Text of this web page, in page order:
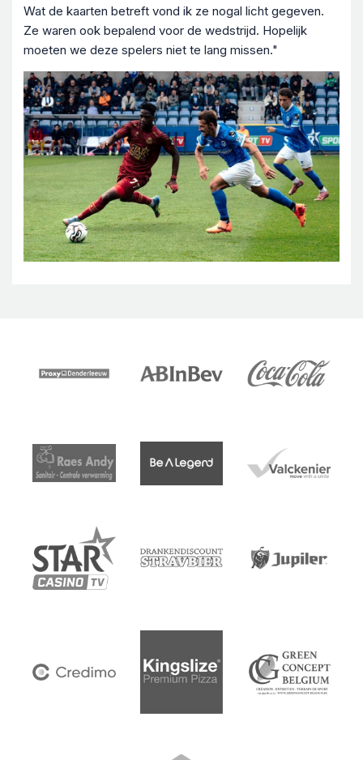
Wat de kaarten betreft vond ik ze nogal licht gegeven.
Ze waren ook bepalend voor de wedstrijd. Hopelijk
moeten we deze spelers niet te lang missen."